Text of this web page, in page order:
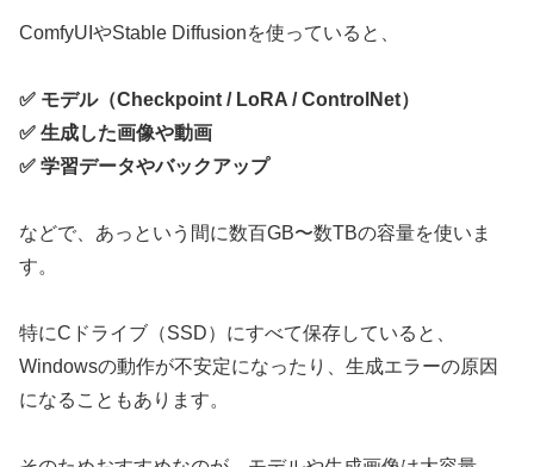
ComfyUIやStable Diffusionを使っていると、
✅ モデル（Checkpoint / LoRA / ControlNet）
✅ 生成した画像や動画
✅ 学習データやバックアップ
などで、あっという間に数百GB〜数TBの容量を使いま
す。
特にCドライブ（SSD）にすべて保存していると、
Windowsの動作が不安定になったり、生成エラーの原因
になることもあります。